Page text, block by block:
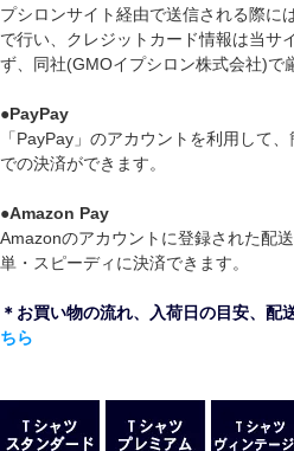
プシロンサイト経由で送信される際に
で行い、クレジットカード情報は当サ
ず、同社(GMOイプシロン株式会社)で
●PayPay
「PayPay」のアカウントを利用して
での決済ができます。
●Amazon Pay
Amazonのアカウントに登録された配
単・スピーディに決済できます。
＊お買い物の流れ、入荷日の目安、配
ちら